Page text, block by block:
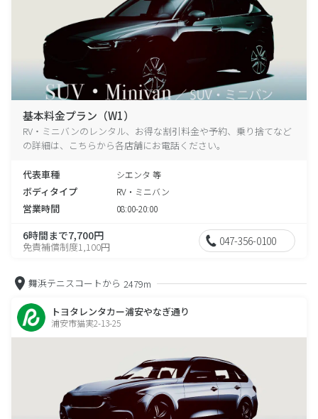
基本料金プラン（W1）
RV・ミニバンのレンタル、お得な割引料金や予約、乗り捨てなど
の詳細は、こちらから各店舗にお電話ください。
代表車種 シエンタ 等
ボディタイプ RV・ミニバン
営業時間 08:00-20:00
6時間まで7,700円
免責補償制度1,100円 047-356-0100
舞浜テニスコートから 2479m
トヨタレンタカー浦安やなぎ通り
浦安市猫実2-13-25